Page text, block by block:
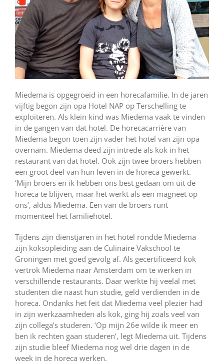
Miedema is opgegroeid in een horecafamilie. In de jaren
vijftig begon zijn opa Hotel NAP op Terschelling te
exploiteren. Als klein kind was Miedema vaak te vinden
in de gangen van dat hotel. De horecacarrière van
Miedema begon toen zijn vader het hotel van zijn opa
overnam. Miedema deed zijn intrede als kok in het
restaurant van dat hotel. Ook zijn twee broers hebben
een groot deel van hun leven in de horeca gewerkt.
‘Mijn broers en ik hebben ons best gedaan om uit de
horeca te blijven, maar het werkt als een magneet op
ons’, aldus Miedema. Een van de broers runt
momenteel het familiehotel.
Tijdens zijn dienstjaren in het hotel rondde Miedema
zijn koksopleiding aan de Culinaire Vakschool te
Groningen met goed gevolg af. Als gecertificeerd kok
vertrok Miedema naar Amsterdam om te werken in
verschillende restaurants. Daar werkte hij veelal met
studenten die naast hun studie, geld verdienden in de
horeca. Ondanks het feit dat Miedema veel plezier had
in zijn werkzaamheden als kok, ging hij zoals veel van
zijn collega’s studeren. ‘Op mijn 26e wilde ik meer en
ben ik rechten gaan studeren’, legt Miedema uit. Tijdens
zijn studie bleef Miedema nog wel drie dagen in de
week in de horeca werken.